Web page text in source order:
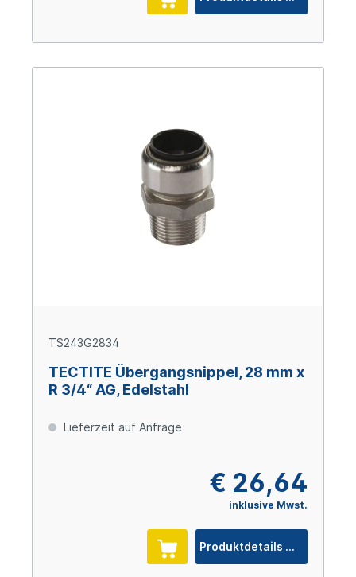
TS243G2834
TECTITE Übergangsnippel, 28 mm x
R 3/4“ AG, Edelstahl
Lieferzeit auf Anfrage
€ 26,64
inklusive Mwst.
Produktdetails